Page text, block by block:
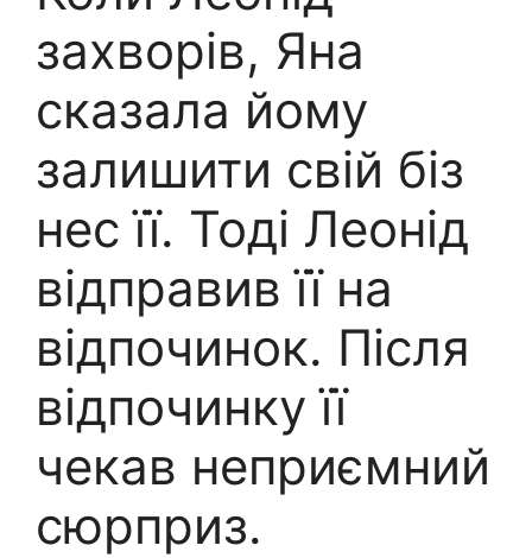
захворів, Яна
сказала йому
залишити свій біз
нес її. Тоді Леонід
відправив її на
відпочинок. Після
відпочинку її
чекав неприємний
сюрприз.